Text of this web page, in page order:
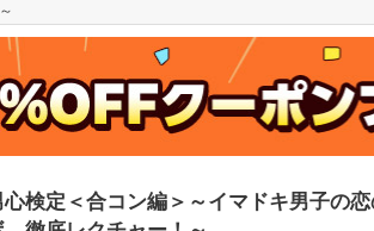
心検定＜合コン編＞～イマドキ男子の恋